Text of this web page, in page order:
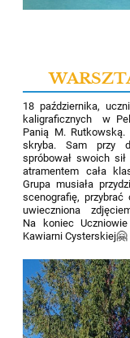
18 października,
kaligraficznych
w
Panią M.
skryba. Sam przy
spróbował swoich
atramentem cała
Grupa musiała
scenografię, przybrać
uwieczniona
Na koniec
Kawiarni Cysterskiej🤗